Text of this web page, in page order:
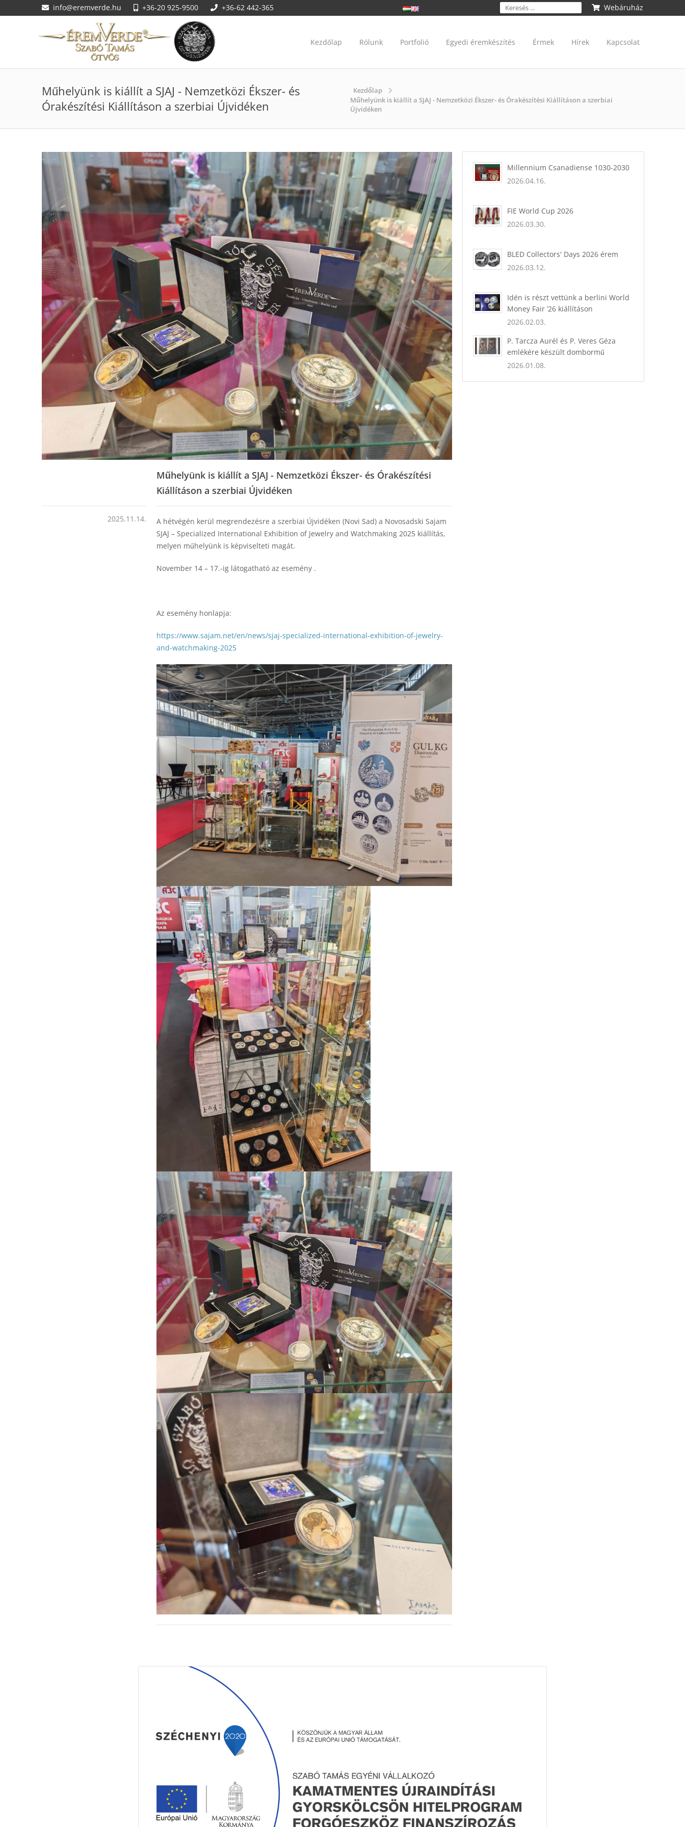
info@eremverde.hu +36-20 925-9500 +36-62 442-365 Webáruház
Kezdőlap Rólunk Portfolió Egyedi éremkészítés Érmek Hírek Kapcsolat
Műhelyünk is kiállít a SJAJ - Nemzetközi Ékszer- és
Órakészítési Kiállításon a szerbiai Újvidéken
Kezdőlap
Műhelyünk is kiállít a SJAJ - Nemzetközi Ékszer- és Órakészítési Kiállításon a szerbiai
Újvidéken
Műhelyünk is kiállít a SJAJ - Nemzetközi Ékszer- és Órakészítési
Kiállításon a szerbiai Újvidéken
2025.11.14.
A hétvégén kerül megrendezésre a szerbiai Újvidéken (Novi Sad) a Novosadski Sajam
SJAJ – Specialized International Exhibition of Jewelry and Watchmaking 2025 kiállítás,
melyen műhelyünk is képviselteti magát.
November 14 – 17.-ig látogatható az esemény .
Az esemény honlapja:
https://www.sajam.net/en/news/sjaj-specialized-international-exhibition-of-jewelry-
and-watchmaking-2025
Millennium Csanadiense 1030-2030
2026.04.16.
FIE World Cup 2026
2026.03.30.
BLED Collectors' Days 2026 érem
2026.03.12.
Idén is részt vettünk a berlini World
Money Fair ’26 kiállításon
2026.02.03.
P. Tarcza Aurél és P. Veres Géza
emlékére készült dombormű
2026.01.08.